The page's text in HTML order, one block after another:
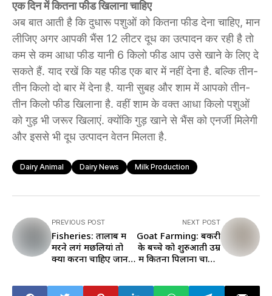
एक दिन में कितना फीड खिलाना चाहिए
अब बात आती है कि दुधारू पशुओं को कितना फीड देना चाहिए, मान
लीजिए अगर आपकी भैंस 12 लीटर दूध का उत्पादन कर रही है तो
कम से कम आधा फीड यानी 6 किलो फीड आप उसे खाने के लिए दे
सकते हैं. याद रखें कि यह फीड एक बार में नहीं देना है. बल्कि तीन-
तीन किलो दो बार में देना है. यानी सुबह और शाम में आपको तीन-
तीन किलो फीड खिलाना है. वहीं शाम के वक्त आधा किलो पशुओं
को गुड़ भी जरूर खिलाएं. क्योंकि गुड़ खाने से भैंस को एनर्जी मिलेगी
और इससे भी दूध उत्पादन वेतन मिलता है.
Dairy Animal Dairy News Milk Production
PREVIOUS POST
Fisheries: तालाब में
मरने लगेंं मछलियां तो
क्या करना चाहिए जानें
NEXT POST
Goat Farming: बकरी
के बच्चे को शुरुआती उम्र
में कितना पिलाना चाहिए